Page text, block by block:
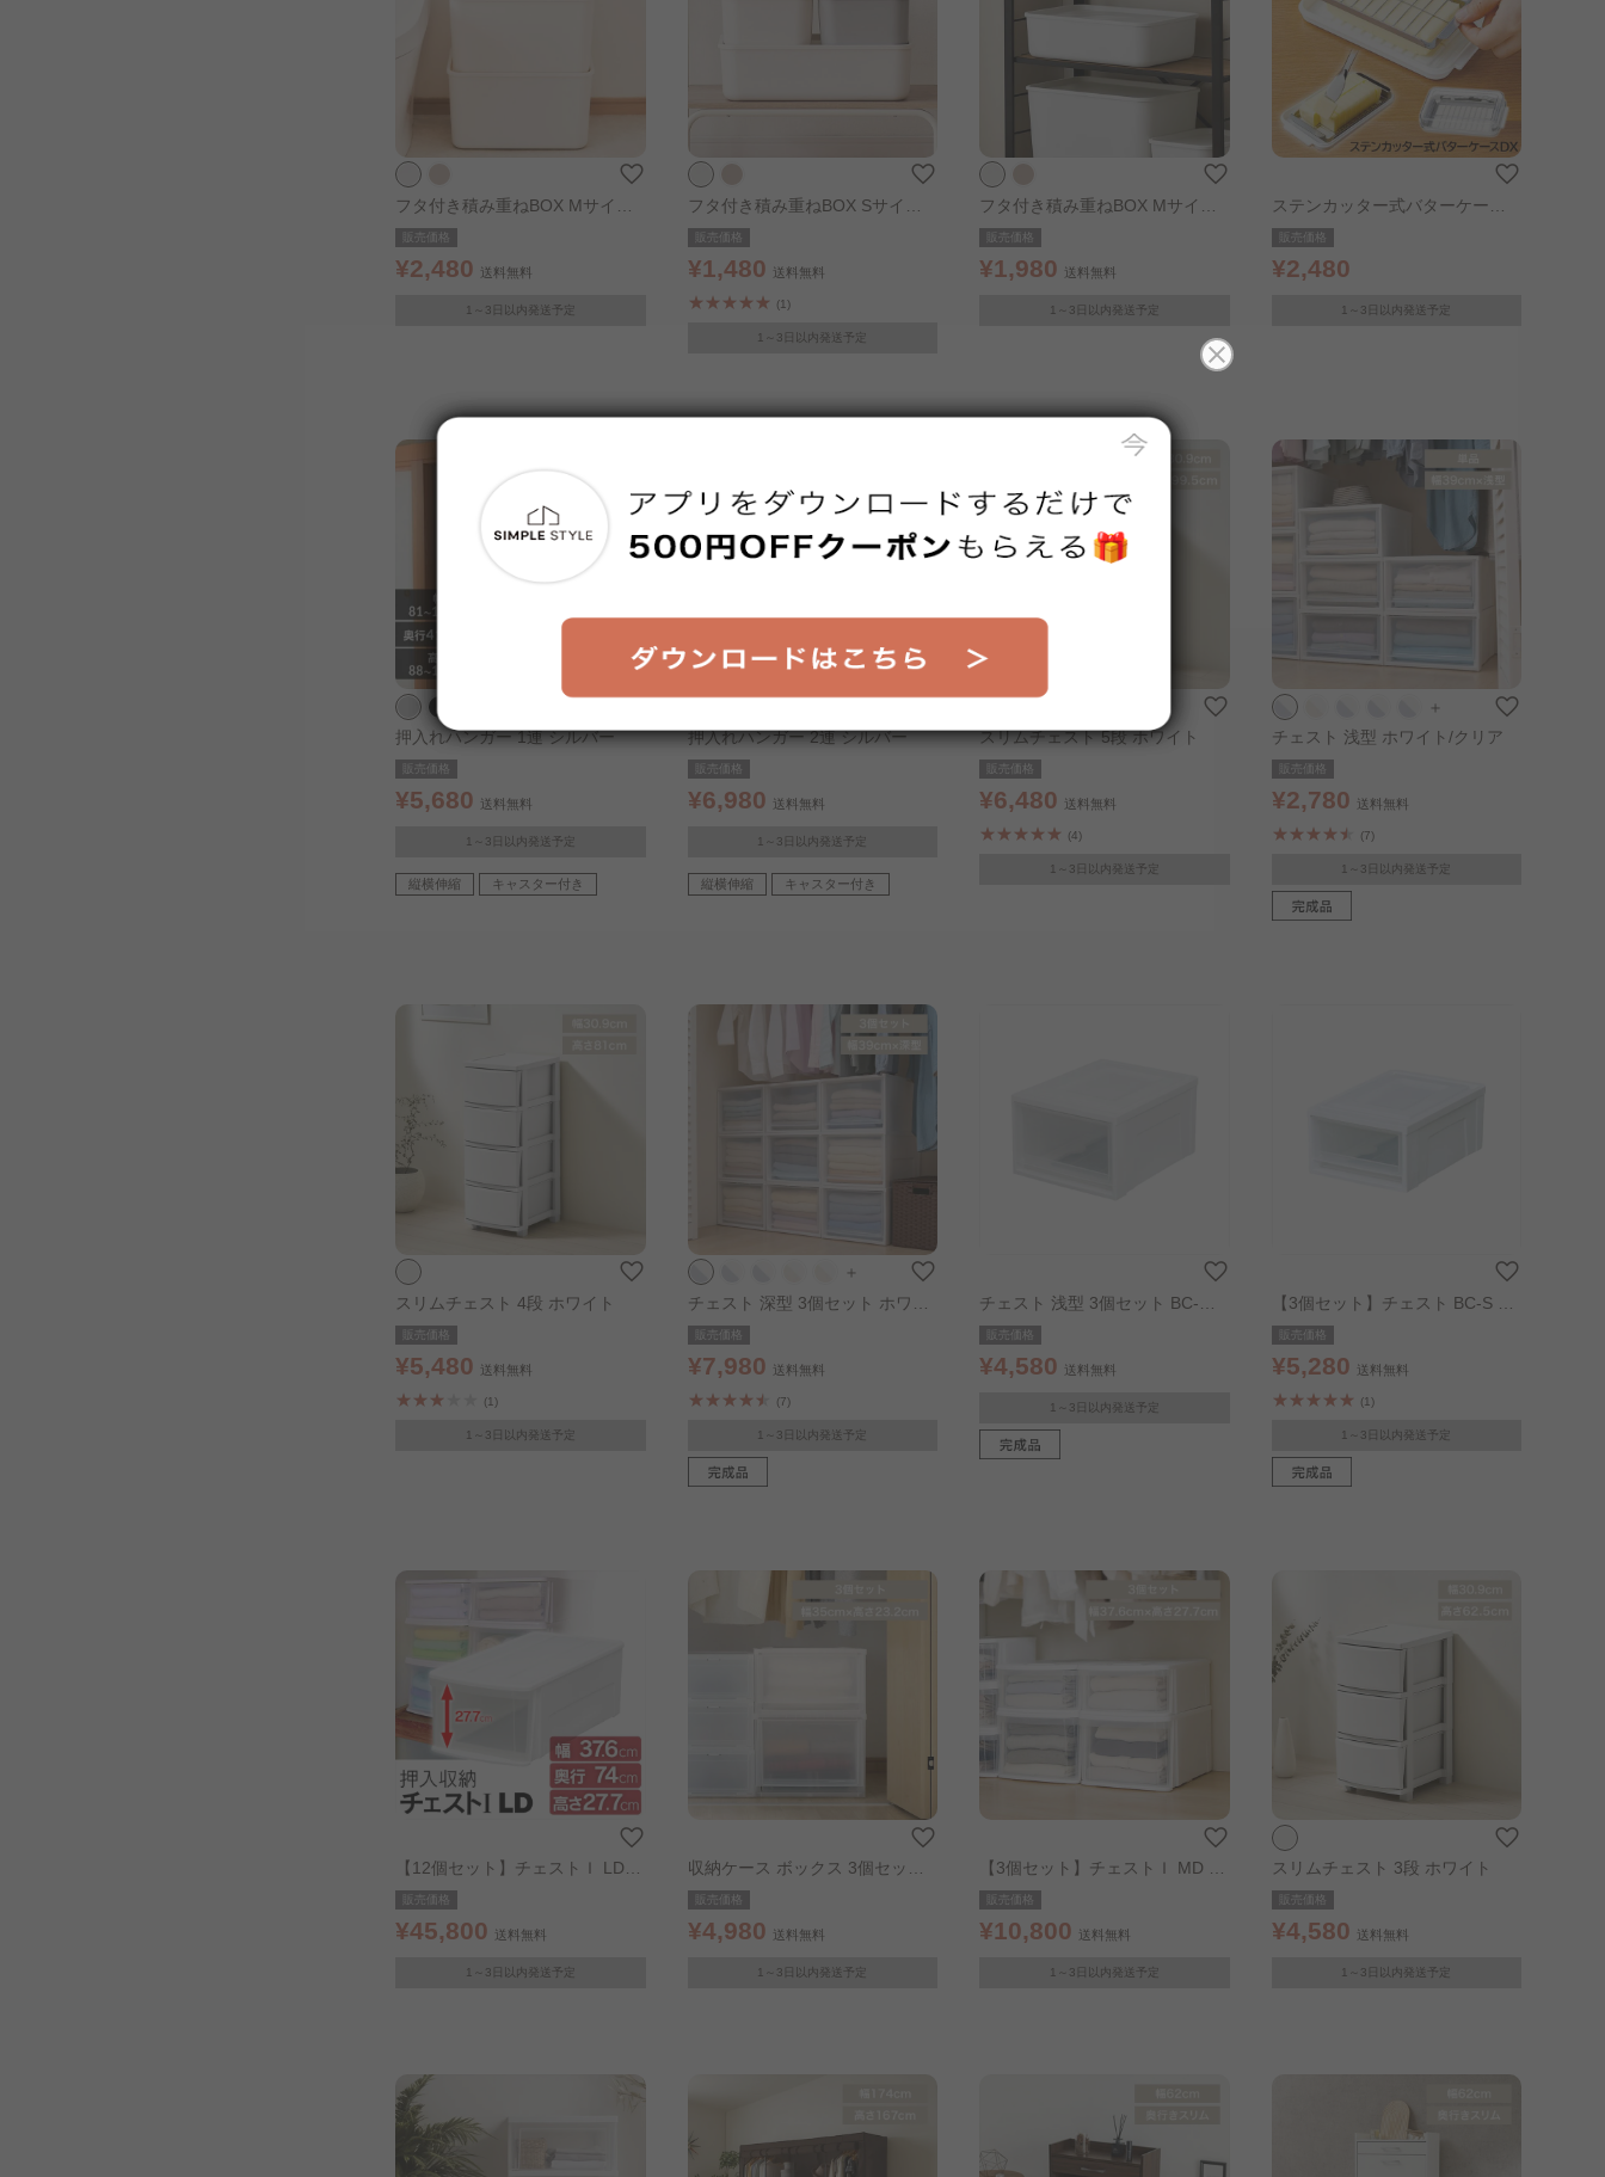
フタ付き積み重ねBOX Mサイズ
深型 ホワイト
販売価格
¥2,480 送料無料
1～3日以内発送予定
フタ付き積み重ねBOX Sサイズ
ホワイト
販売価格
¥1,480 送料無料
(1)
1～3日以内発送予定
フタ付き積み重ねBOX Mサイズ
ホワイト
販売価格
¥1,980 送料無料
1～3日以内発送予定
ステンカッター式バターケースD
X 販売価格
¥2,480
1～3日以内発送予定
押入れハンガー 1連 シルバー
販売価格
¥5,680 送料無料
1～3日以内発送予定
縦横伸縮 キャスター付き
押入れハンガー 2連 シルバー
販売価格
¥6,980 送料無料
1～3日以内発送予定
縦横伸縮 キャスター付き
スリムチェスト 5段 ホワイト
販売価格
¥6,480 送料無料
(4)
1～3日以内発送予定
＋
チェスト 浅型 ホワイト/クリア
販売価格
¥2,780 送料無料
(7)
1～3日以内発送予定
スリムチェスト 4段 ホワイト
販売価格
¥5,480 送料無料
(1)
1～3日以内発送予定
＋
チェスト 深型 3個セット ホワイ
ト／クリア
販売価格
¥7,980 送料無料
(7)
1～3日以内発送予定
チェスト 浅型 3個セット BC-M
ホワイト／クリア
販売価格
¥4,580 送料無料
1～3日以内発送予定
【3個セット】チェスト BC-S ホ
ワイト／クリア
販売価格
¥5,280 送料無料
(1)
1～3日以内発送予定
【12個セット】チェストＩ LD
ホワイト／クリア
販売価格
¥45,800 送料無料
1～3日以内発送予定
収納ケース ボックス 3個セット
ナチュラル MBC-M
販売価格
¥4,980 送料無料
1～3日以内発送予定
【3個セット】チェストＩ MD ホ
ワイト／クリア
販売価格
¥10,800 送料無料
1～3日以内発送予定
スリムチェスト 3段 ホワイト
販売価格
¥4,580 送料無料
1～3日以内発送予定